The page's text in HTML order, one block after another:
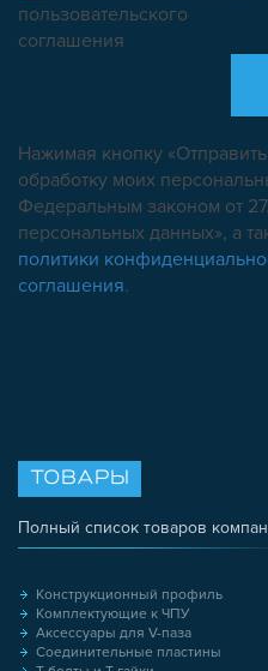
пользовательского
соглашения
Нажимая кнопку
обработку моих
Федеральным законом от
персональных данных», а
политики
соглашения.
ТОВАРЫ
Полный список товаров
Конструкционный профиль
Комплектующие к ЧПУ
Аксессуары для V-паза
Соединительные пластины